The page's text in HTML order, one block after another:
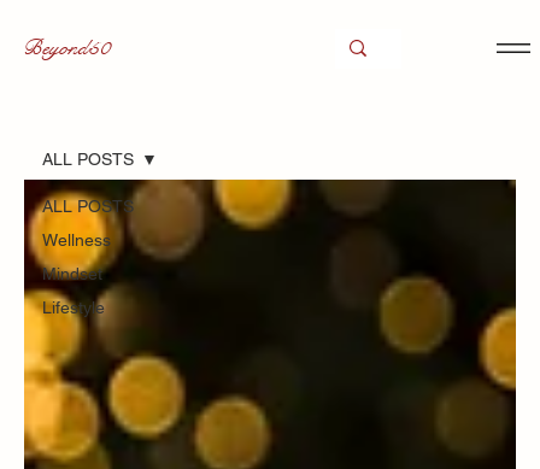
Beyond50
ALL POSTS
Wellness
Mindset
Lifestyle
ALL POSTS